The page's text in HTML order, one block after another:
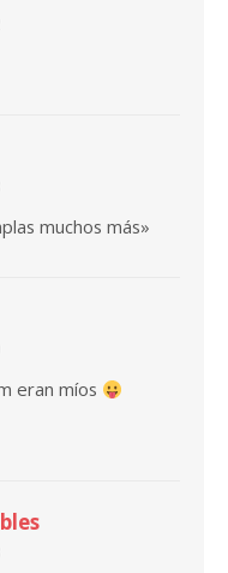
muchos más»
eran míos